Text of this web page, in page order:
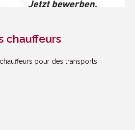
rapides et fiables
chauffeurs
pour des transports